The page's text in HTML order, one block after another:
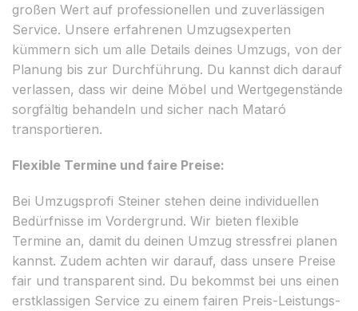
großen Wert auf professionellen und zuverlässigen
Service. Unsere erfahrenen Umzugsexperten
kümmern sich um alle Details deines Umzugs, von der
Planung bis zur Durchführung. Du kannst dich darauf
verlassen, dass wir deine Möbel und Wertgegenstände
sorgfältig behandeln und sicher nach Mataró
transportieren.
Flexible Termine und faire Preise:
Bei Umzugsprofi Steiner stehen deine individuellen
Bedürfnisse im Vordergrund. Wir bieten flexible
Termine an, damit du deinen Umzug stressfrei planen
kannst. Zudem achten wir darauf, dass unsere Preise
fair und transparent sind. Du bekommst bei uns einen
erstklassigen Service zu einem fairen Preis-Leistungs-